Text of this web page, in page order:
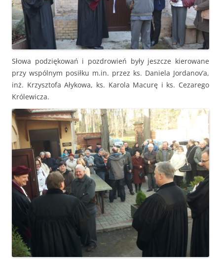
Słowa podziękowań i pozdrowień były jeszcze kierowane
przy wspólnym posiłku m.in. przez ks. Daniela Jordanov’a,
inż. Krzysztofa Ałykowa, ks. Karola Macurę i ks. Cezarego
Królewicza.